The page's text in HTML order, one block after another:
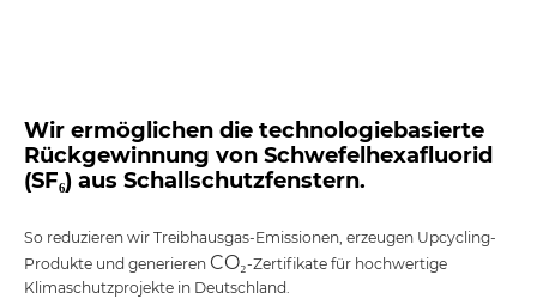
Wir ermöglichen die technologiebasierte
Rückgewinnung von Schwefelhexafluorid
(SF₆) aus Schallschutzfenstern.
So reduzieren wir Treibhausgas-Emissionen, erzeugen Upcycling-
Produkte und generieren CO₂-Zertifikate für hochwertige
Klimaschutzprojekte in Deutschland.